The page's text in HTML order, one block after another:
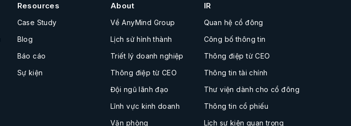
Resources
Case Study
Blog
Báo cáo
Sự kiện
About
Về AnyMind Group
Lịch sử hình thành
Triết lý doanh nghiệp
Thông điệp từ CEO
Đội ngũ lãnh đạo
Lĩnh vực kinh doanh
Văn phòng
IR
Quan hệ cổ đông
Công bố thông tin
Thông điệp từ CEO
Thông tin tài chính
Thư viện dành cho cổ đông
Thông tin cổ phiếu
Lịch sự kiện quan trọng